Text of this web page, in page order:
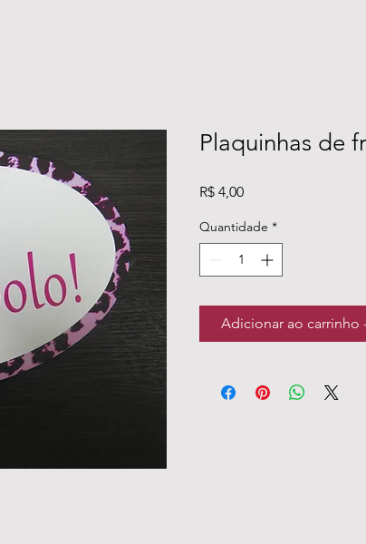
Plaquinhas de
R$ 4,00Preço
Quantidade *
Adicionar ao carrinho